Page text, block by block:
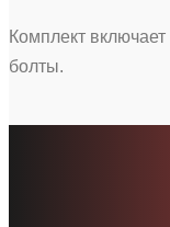
Комплект
болты.